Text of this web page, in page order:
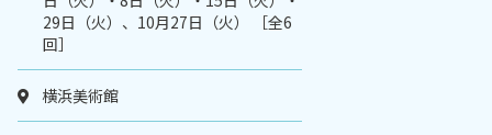
29日（火）、10月27日（火） ［全6
回］
横浜美術館